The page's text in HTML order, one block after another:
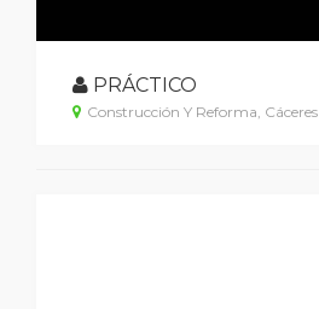
PRÁCTICO
Construcción Y Reforma, Cáceres